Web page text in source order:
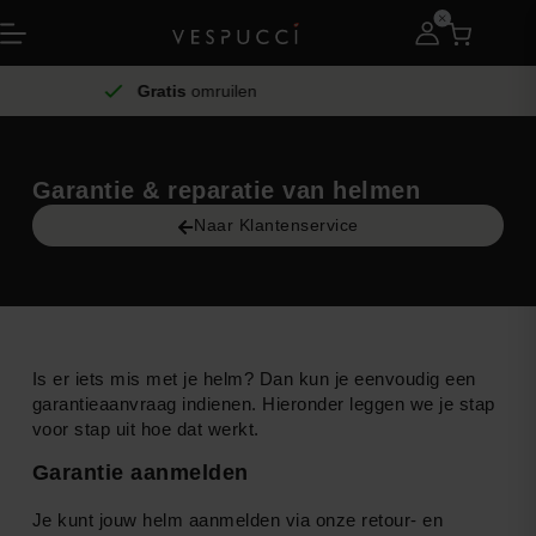
omruilen
Garantie & reparatie van helmen
Naar Klantenservice
Is er iets mis met je helm? Dan kun je eenvoudig een
garantieaanvraag indienen. Hieronder leggen we je stap
voor stap uit hoe dat werkt.
Garantie aanmelden
Je kunt jouw helm aanmelden via onze retour- en